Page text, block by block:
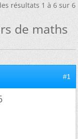
résultats 1 à 6 sur 6
de maths
#1